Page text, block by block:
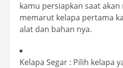
kamu persiapkan saat
memarut kelapa pertama
alat dan bahan nya.
Kelapa Segar : Pilih kelapa